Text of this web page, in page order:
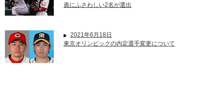
責にふさわしい2名が選出
2021年6月18日
東京オリンピックの内定選手変更について